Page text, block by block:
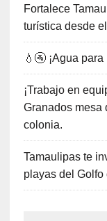
Fortalece
turística desde
💧🚰 ¡Agua
¡Trabajo en
Granados mesa
colonia.
Tamaulipas te
playas del Golfo